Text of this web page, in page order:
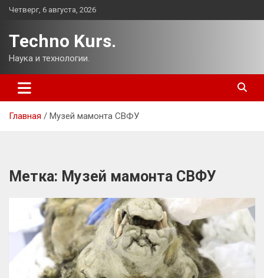
Перейти
Четверг, 6 августа, 2026
Techno Kurs.
Наука и технологии.
Главная Музей мамонта СВФУ
Метка: Музей мамонта СВФУ